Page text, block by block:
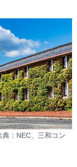
：NEC、三和コン